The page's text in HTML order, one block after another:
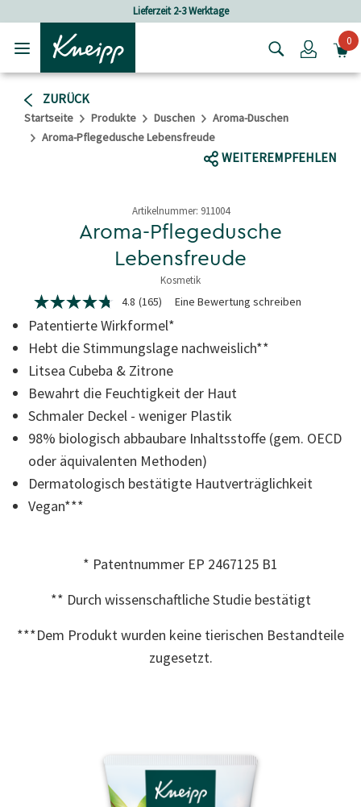
Lieferzeit 2-3 Werktage
Login0
ZURÜCK
Startseite Produkte Duschen
Aroma-Duschen
Aroma-Pflegedusche Lebensfreude
WEITEREMPFEHLEN
Artikelnummer: 911004
Aroma-Pflegedusche
Lebensfreude
Kosmetik
3.4 von 5 Sternen
4.8
von
5
Sternen,
Bewertungswert.
Read
165
Reviews.
Link
zur
Seite.
4.8 (165) Eine Bewertung schreiben
Patentierte Wirkformel*
Hebt die Stimmungslage nachweislich**
Litsea Cubeba & Zitrone
Bewahrt die Feuchtigkeit der Haut
Schmaler Deckel - weniger Plastik
98% biologisch abbaubare Inhaltsstoffe (gem. OECD
oder äquivalenten Methoden)
Dermatologisch bestätigte Hautverträglichkeit
Vegan***
* Patentnummer EP 2467125 B1
** Durch wissenschaftliche Studie bestätigt
***Dem Produkt wurden keine tierischen Bestandteile
zugesetzt.